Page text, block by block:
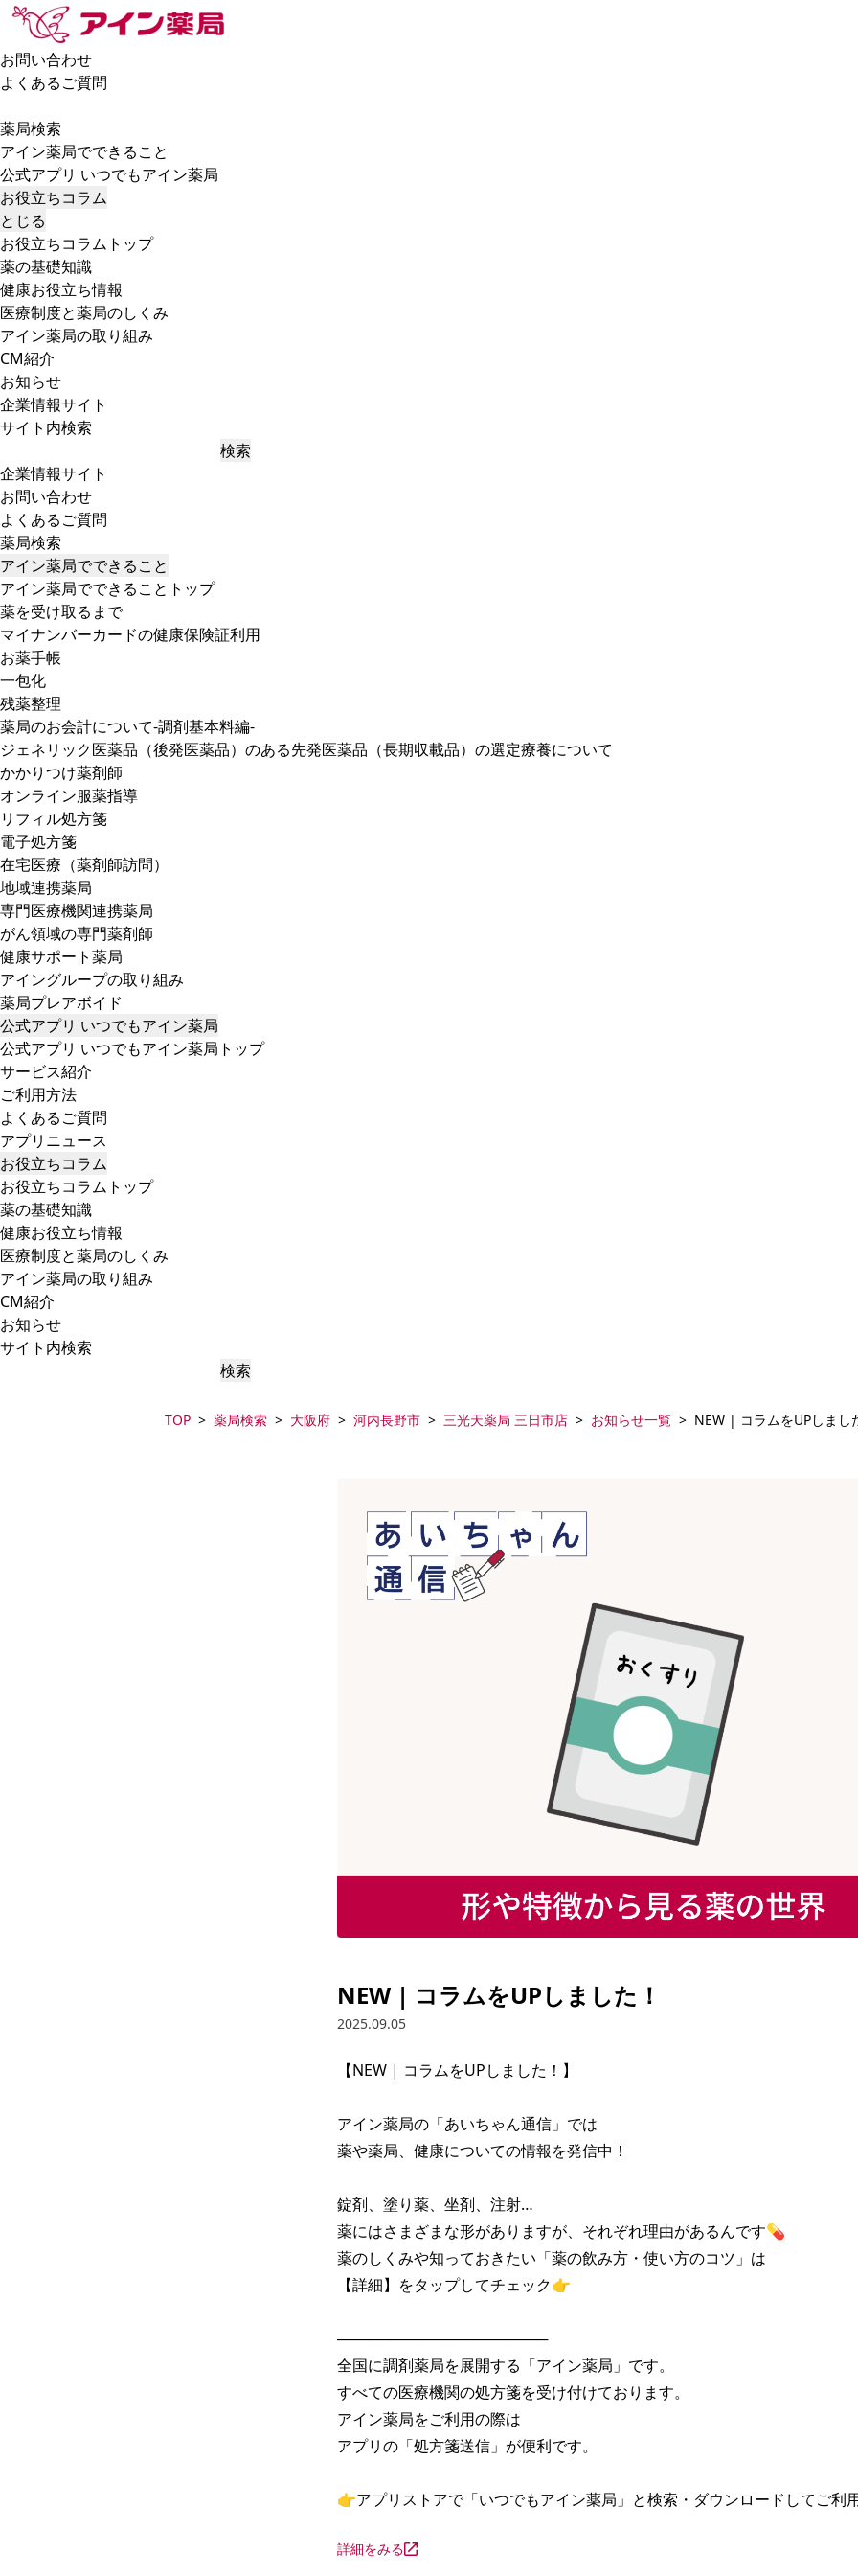
お問い合わせ
よくあるご質問
薬局検索
アイン薬局でできること
公式アプリ いつでもアイン薬局
お役立ちコラム
とじる
お役立ちコラムトップ
薬の基礎知識
健康お役立ち情報
医療制度と薬局のしくみ
アイン薬局の取り組み
CM紹介
お知らせ
企業情報サイト
サイト内検索
検索
企業情報サイト
お問い合わせ
よくあるご質問
薬局検索
アイン薬局でできること
アイン薬局でできることトップ
薬を受け取るまで
マイナンバーカードの健康保険証利用
お薬手帳
一包化
残薬整理
薬局のお会計について-調剤基本料編-
ジェネリック医薬品（後発医薬品）のある先発医薬品（長期収載品）の選定療養について
かかりつけ薬剤師
オンライン服薬指導
リフィル処方箋
電子処方箋
在宅医療（薬剤師訪問）
地域連携薬局
専門医療機関連携薬局
がん領域の専門薬剤師
健康サポート薬局
アイングループの取り組み
薬局プレアボイド
公式アプリ いつでもアイン薬局
公式アプリ いつでもアイン薬局トップ
サービス紹介
ご利用方法
よくあるご質問
アプリニュース
お役立ちコラム
お役立ちコラムトップ
薬の基礎知識
健康お役立ち情報
医療制度と薬局のしくみ
アイン薬局の取り組み
CM紹介
お知らせ
サイト内検索
検索
TOP 薬局検索 大阪府 河内長野市 三光天薬局 三日市店 お知らせ一覧 NEW | コラムをUPしまし
NEW | コラムをUPしました！
2025.09.05
【NEW | コラムをUPしました！】
アイン薬局の「あいちゃん通信」では
薬や薬局、健康についての情報を発信中！
錠剤、塗り薬、坐剤、注射…
薬にはさまざまな形がありますが、それぞれ理由があるんです💊
薬のしくみや知っておきたい「薬の飲み方・使い方のコツ」は
【詳細】をタップしてチェック👉
────────────────────
全国に調剤薬局を展開する「アイン薬局」です。
すべての医療機関の処方箋を受け付けております。
アイン薬局をご利用の際は
アプリの「処方箋送信」が便利です。
👉アプリストアで「いつでもアイン薬局」と検索・ダウンロードしてご利
詳細をみる